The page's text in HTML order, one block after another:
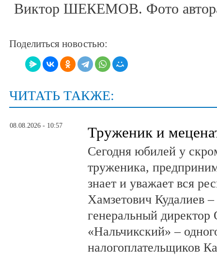
Виктор ШЕКЕМОВ. Фото
Поделиться новостью:
ЧИТАТЬ ТАКЖЕ:
08.08.2026 - 10:57 Труженик и
Сегодня юбилей у
труженика,
знает и уважает вся
Хамзетович Кудалиев
генеральный
«Нальчикский» –
налогоплательщиков